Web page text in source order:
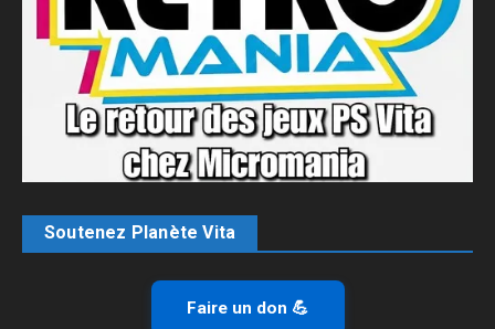
Soutenez Planète Vita
Faire un don 💪